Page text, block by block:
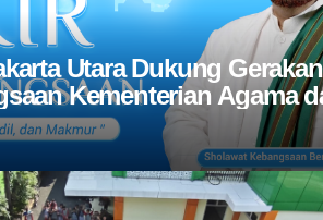
Utara Dukung
Kementerian Agama
81 Kemerdekaan RI